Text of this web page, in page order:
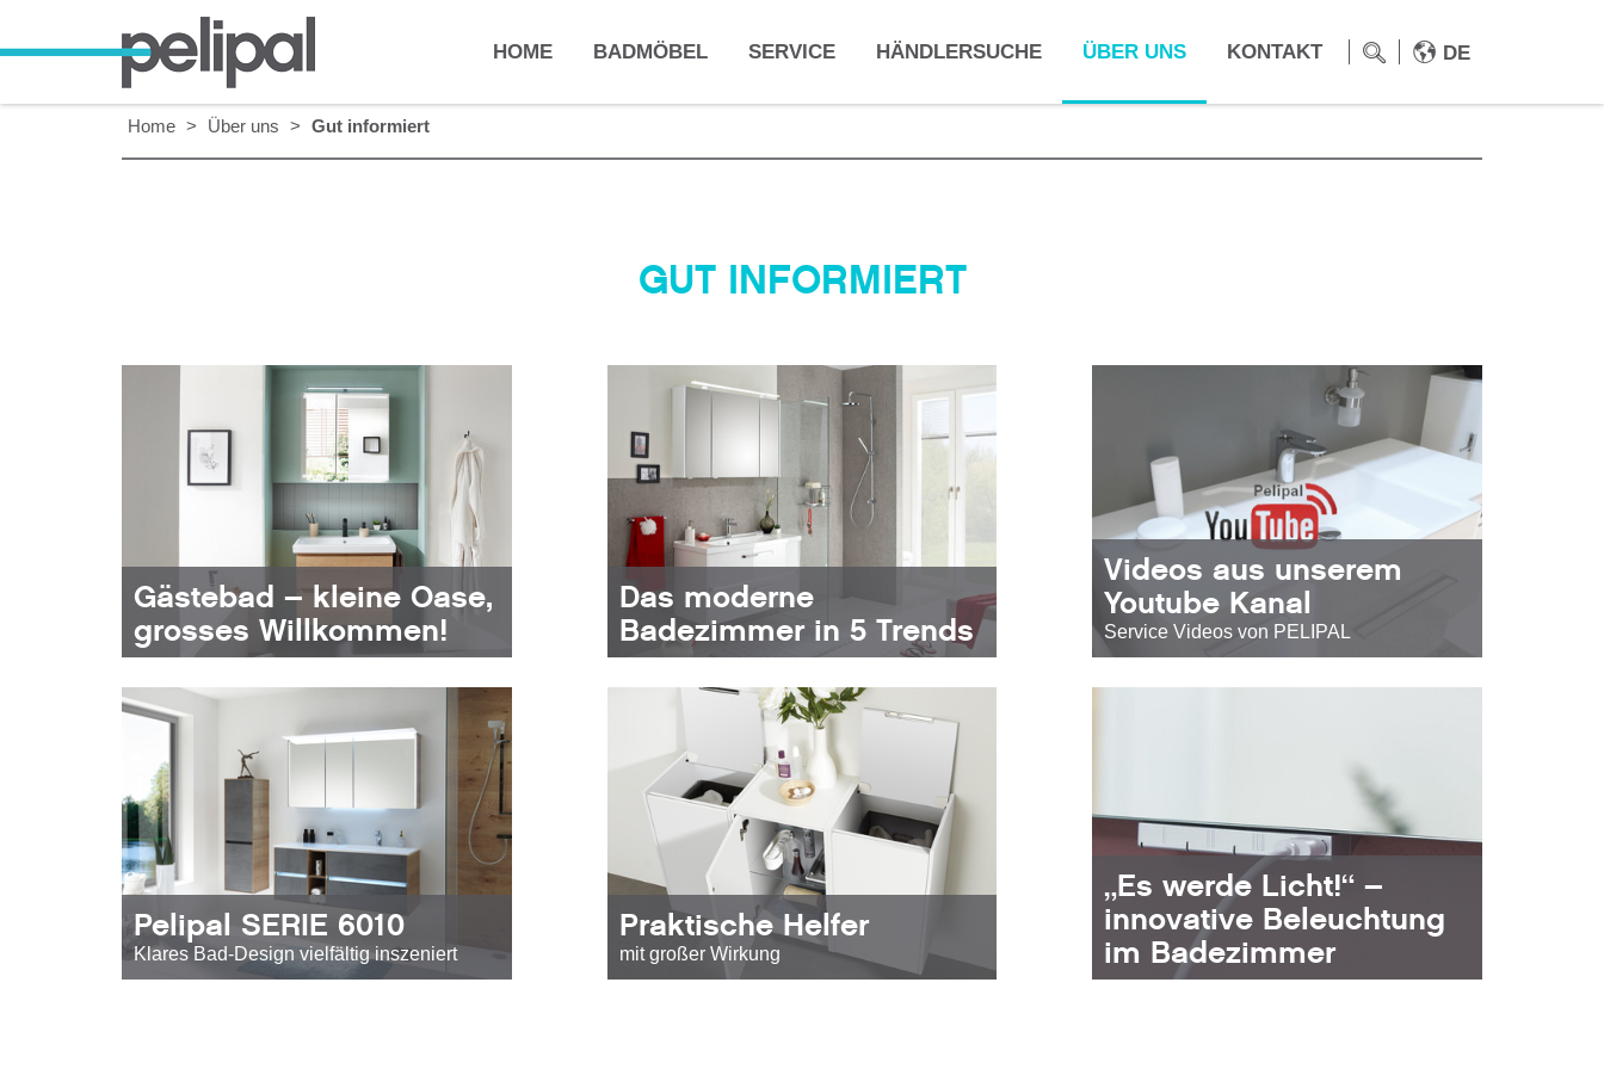
DE
HOME BADMÖBEL SERVICE HÄNDLERSUCHE ÜBER UNS KONTAKT
Home > Über uns > Gut informiert
GUT INFORMIERT
Gästebad – kleine Oase,
grosses Willkommen!
Das moderne
Badezimmer in 5 Trends
Videos aus unserem
Youtube Kanal
Service Videos von PELIPAL
Pelipal SERIE 6010
Klares Bad-Design vielfältig inszeniert
Praktische Helfer
mit großer Wirkung
„Es werde Licht!“ –
innovative Beleuchtung
im Badezimmer